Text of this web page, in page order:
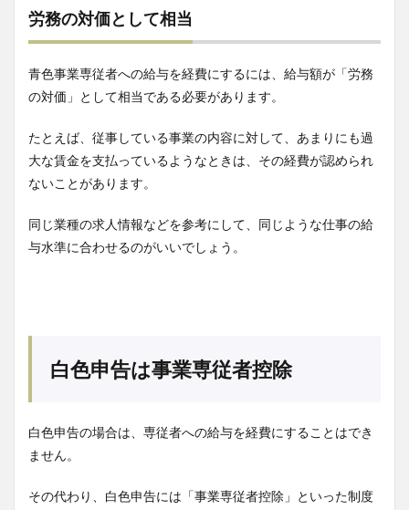
労務の対価として相当
青色事業専従者への給与を経費にするには、給与額が「労務
の対価」として相当である必要があります。
たとえば、従事している事業の内容に対して、あまりにも過
大な賃金を支払っているようなときは、その経費が認められ
ないことがあります。
同じ業種の求人情報などを参考にして、同じような仕事の給
与水準に合わせるのがいいでしょう。
白色申告は事業専従者控除
白色申告の場合は、専従者への給与を経費にすることはでき
ません。
その代わり、白色申告には「事業専従者控除」といった制度